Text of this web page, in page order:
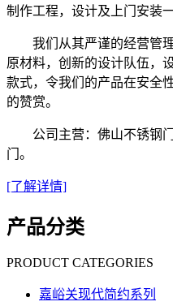
制作工程，设计及上门安装
我们从其严谨的经营管
原材料，创新的设计队伍，
款式，令我们的产品在安全
的赞赏。
公司主营：佛山不锈钢
门。
[了解详情]
产品分类
PRODUCT CATEGORIES
嘉峪关现代简约系列